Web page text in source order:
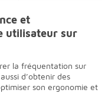
et
utilisateur sur
la fréquentation sur
d’obtenir des
son ergonomie et